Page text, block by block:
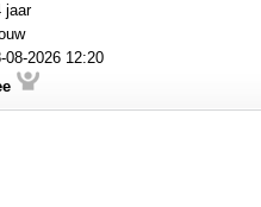
jaar
08-2026 12:20